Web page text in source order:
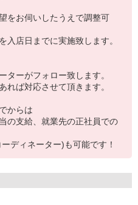
をお伺いしたうえで調整可
入店日までに実施致します。
ターがフォロー致します。
れば対応させて頂きます。
からは
の支給、就業先の正社員での
ディネーター)も可能です！